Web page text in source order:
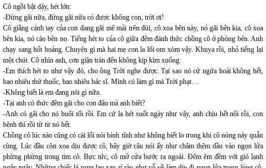
Cô ngồi bật dậy, hét lớn:
-Đừng gãi nữa, đừng gãi nữa có được không con, trời ơi!
Cô giằng cánh tay của con đang gãi mê mải trên đùi, cô xoa bên này, nó gãi bên kia, cô xoa
bên kia, nó cào bên nọ. Tiếng hét to của cô giữa đêm đánh thức chồng cô ở phòng bên. Anh
chạy sang hốt hoảng. Chuyện gì mà hai mẹ con la lối om xòm vậy. Khuya rồi, nhỏ tiếng lại
một chút. Cô nhìn anh, cơn giận tràn đến không kịp kìm xuống:
-Em thích hét to như vậy đó, cho ông Trời nghe được. Tại sao nó cứ ngứa hoài không hết,
bao nhiêu thứ thuốc, bao nhiêu bác sĩ. Mình có làm gì mà Trời phạt…
-Không biết là em đang nói gì nữa.
-Tại anh có thức đêm gãi cho con đâu mà anh biết?
-Anh có gãi cho nó buổi tối rồi. Em cứ la hét suốt ngày như vậy, anh chịu hết nổi rồi, con
bệnh thì rồi từ từ nó hết.
Chồng cô lúc nào cũng có cái lối nói bình tĩnh như không biết lo trong khi cô nóng nảy quẫn
cùng. Lúc đầu còn xoa dịu được cô, bây giờ câu nói ấy như châm thêm dầu vào ngọn lửa
phừng phừng trong tim cô. Bực tức, cô mở cửa bước ra ngoài. Đêm êm đềm với gió lạnh